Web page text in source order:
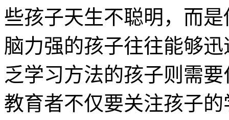
些孩子天生不聪明，而
脑力强的孩子往往能够
乏学习方法的孩子则需
教育者不仅要关注孩子